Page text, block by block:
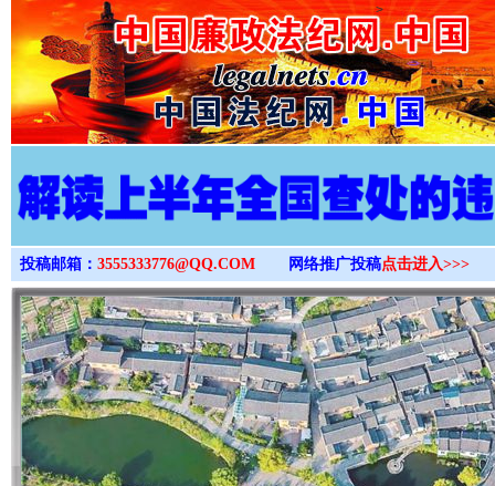
>
投稿邮箱： 3555333776@QQ.COM 网络推广投稿点击进入>>>